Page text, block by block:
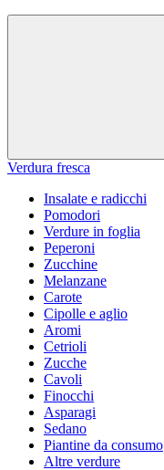
Verdura fresca
Insalate e radicchi
Pomodori
Verdure in foglia
Peperoni
Zucchine
Melanzane
Carote
Cipolle e aglio
Aromi
Cetrioli
Zucche
Cavoli
Finocchi
Asparagi
Sedano
Piantine da consumo
Altre verdure